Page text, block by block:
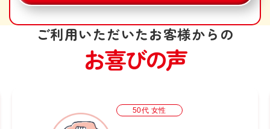
ご利用いただいたお客様からの
お喜びの声
50代 女性